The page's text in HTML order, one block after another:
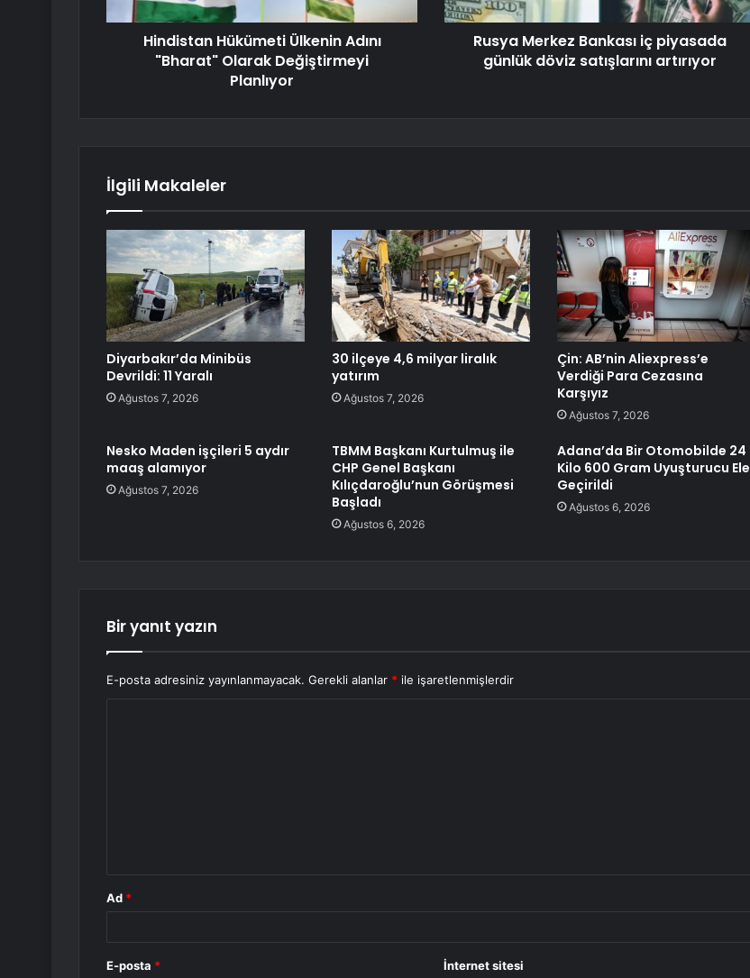
Hindistan Hükümeti Ülkenin Adını
"Bharat" Olarak Değiştirmeyi
Planlıyor
Rusya Merkez Bankası iç piyasada
günlük döviz satışlarını artırıyor
İlgili Makaleler
Diyarbakır’da Minibüs
Devrildi: 11 Yaralı
Ağustos 7, 2026
30 ilçeye 4,6 milyar liralık
yatırım
Ağustos 7, 2026
Çin: AB’nin Aliexpress’e
Verdiği Para Cezasına
Karşıyız
Ağustos 7, 2026
Nesko Maden işçileri 5 aydır
maaş alamıyor
Ağustos 7, 2026
TBMM Başkanı Kurtulmuş ile
CHP Genel Başkanı
Kılıçdaroğlu’nun Görüşmesi
Başladı
Ağustos 6, 2026
Adana’da Bir Otomobilde 24
Kilo 600 Gram Uyuşturucu Ele
Geçirildi
Ağustos 6, 2026
Bir yanıt yazın
E-posta adresiniz yayınlanmayacak. Gerekli alanlar * ile işaretlenmişlerdir
Ad *
E-posta * İnternet sitesi